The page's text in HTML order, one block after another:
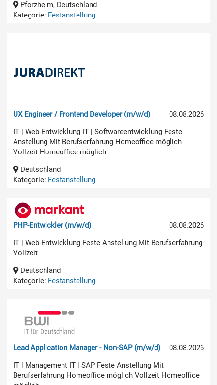
Pforzheim, Deutschland
Kategorie: Festanstellung
08.08.2026
UX Engineer / Frontend Developer (m/w/d)
IT | Web-Entwicklung IT | Softwareentwicklung Feste
Anstellung Mit Berufserfahrung Homeoffice möglich
Vollzeit Homeoffice möglich
Deutschland
Kategorie: Festanstellung
08.08.2026
PHP-Entwickler (m/w/d)
IT | Web-Entwicklung Feste Anstellung Mit Berufserfahrung
Vollzeit
Deutschland
Kategorie: Festanstellung
08.08.2026
Lead Application Manager - Non-SAP (m/w/d)
IT | Management IT | SAP Feste Anstellung Mit
Berufserfahrung Homeoffice möglich Vollzeit Homeoffice